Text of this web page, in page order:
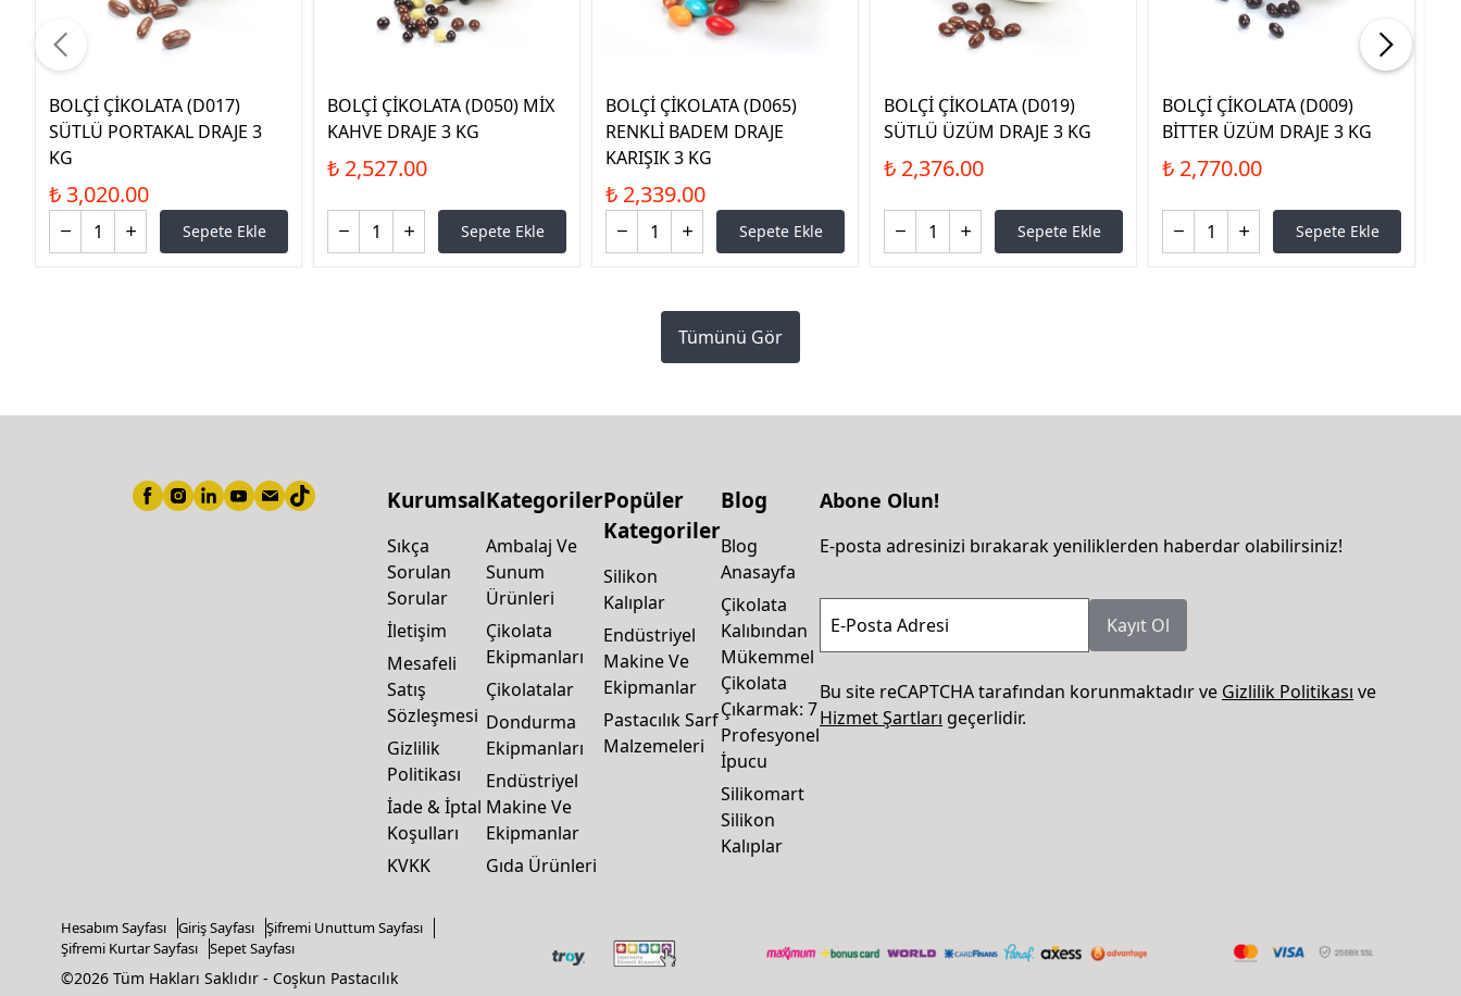
BOLÇİ ÇİKOLATA (D017)
SÜTLÜ PORTAKAL DRAJE 3
KG
₺ 3,020.00
Sepete Ekle
BOLÇİ ÇİKOLATA (D050) MİX
KAHVE DRAJE 3 KG
₺ 2,527.00
Sepete Ekle
BOLÇİ ÇİKOLATA (D065)
RENKLİ BADEM DRAJE
KARIŞIK 3 KG
₺ 2,339.00
Sepete Ekle
BOLÇİ ÇİKOLATA (D019)
SÜTLÜ ÜZÜM DRAJE 3 KG
₺ 2,376.00
Sepete Ekle
BOLÇİ ÇİKOLATA (D009)
BİTTER ÜZÜM DRAJE 3 KG
₺ 2,770.00
Sepete Ekle
Tümünü Gör
Kurumsal
Sıkça
Sorulan
Sorular
İletişim
Mesafeli
Satış
Sözleşmesi
Gizlilik
Politikası
İade & İptal
Koşulları
KVKK
Kategoriler
Ambalaj Ve
Sunum
Ürünleri
Çikolata
Ekipmanları
Çikolatalar
Dondurma
Ekipmanları
Endüstriyel
Makine Ve
Ekipmanlar
Gıda Ürünleri
Popüler
Kategoriler
Silikon
Kalıplar
Endüstriyel
Makine Ve
Ekipmanlar
Pastacılık Sarf
Malzemeleri
Blog
Blog
Anasayfa
Çikolata
Kalıbından
Mükemmel
Çikolata
Çıkarmak: 7
Profesyonel
İpucu
Silikomart
Silikon
Kalıplar
Abone Olun!
E-posta adresinizi bırakarak yeniliklerden haberdar olabilirsiniz!
E-Posta Adresi Kayıt Ol
Bu site reCAPTCHA tarafından korunmaktadır ve Gizlilik Politikası ve
Hizmet Şartları geçerlidir.
Hesabım Sayfası Giriş Sayfası
Şifremi Unuttum Sayfası
Şifremi Kurtar Sayfası
Sepet Sayfası
©2026 Tüm Hakları Saklıdır - Coşkun Pastacılık